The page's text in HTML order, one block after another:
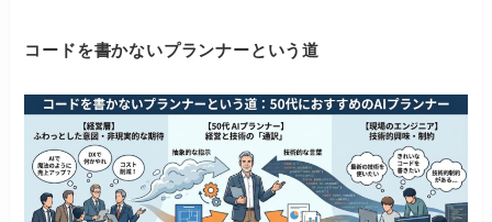
コードを書かないプランナーという道